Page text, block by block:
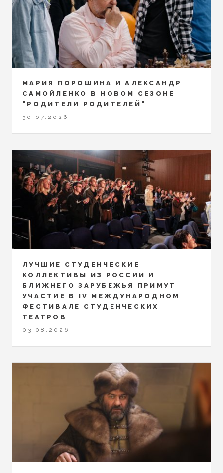
МАРИЯ ПОРОШИНА И АЛЕКСАНДР
САМОЙЛЕНКО В НОВОМ СЕЗОНЕ
"РОДИТЕЛИ РОДИТЕЛЕЙ"
30.07.2026
ЛУЧШИЕ СТУДЕНЧЕСКИЕ
КОЛЛЕКТИВЫ ИЗ РОССИИ И
БЛИЖНЕГО ЗАРУБЕЖЬЯ ПРИМУТ
УЧАСТИЕ В IV МЕЖДУНАРОДНОМ
ФЕСТИВАЛЕ СТУДЕНЧЕСКИХ
ТЕАТРОВ
03.08.2026